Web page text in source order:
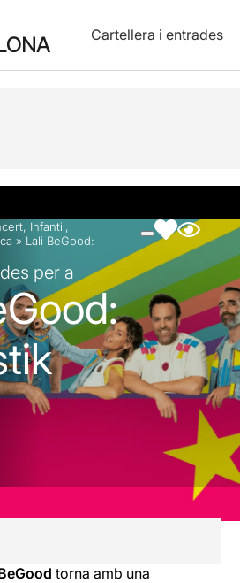
Cartellera i entrades
artística Fotos i vídeos
, Infantil,
» Lali BeGood:
per a
torna amb una